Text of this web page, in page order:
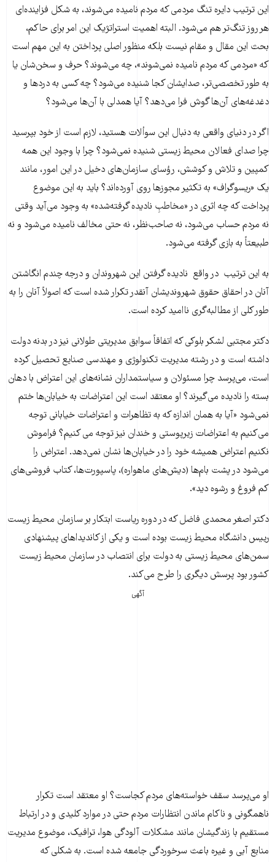
این ترتیب دایره تنگ مردمی که مردم نامیده می‌شوند، به شکل فزاینده‌ای
هر روز تنگ‌تر هم می‌شود. البته اهمیت استراتژیک این امر برای حاکم،
بحث این مقال و مقام نیست بلکه منظور اصلی پرداختن به این مهم است
که «مردمی که مردم نامیده نمی‌شوند»، چه می‌شوند؟ حرف و سخن‌شان یا
به طور تخصصی‌تر، صدایشان کجا شنیده می‌شود؟ چه کسی به دردها و
دغدغه‌های آن‌ها گوش فرا می‌دهد؟ آیا همدلی با آن‌ها می‌شود؟
اگر در دنیای واقعی به دنبال این سوألات هستید، لازم است از خود بپرسید
چرا صدای فعالان محیط زیستی شنیده نمی‌شود؟ چرا با وجود این همه
کمپین و تلاش و کوشش، رؤسای سازمان‌های دخیل در این امور، مانند
یک «ریسوگراف» به تکثیر مجوزها روی آورده‌اند؟ بايد به اين موضوع
پرداخت که چه اثری در «مخاطبِ نادیده گرفته‌شده» به وجود می‌آید وقتی
نه مردم حساب می‌شود، نه صاحب‌نظر، نه حتی مخالف نامیده می‌شود و نه
طبیعتاً به بازی گرفته می‌شود.
به این ترتیب در واقع نادیده گرفتن این شهروندان و درجه چندم انگاشتن
آنان در احقاق حقوق شهروندیشان آنقدر تکرار شده است که اصولاً آنان را به
طور کلی از مطالبه‌گری ناامید کرده است.
دکتر مجتبی لشکر بلوکی که اتفاقاً سوابق مدیریتی طولانی نیز در بدنه دولت
داشته است و در رشته مدیریت تکنولوژی و مهندسی صنایع تحصیل کرده
است، می‌پرسد چرا مسئولان و سیاستمداران نشانه‌های این اعتراض با دهان
بسته را نادیده می‌گیرند؟ او معتقد است این اعتراضات به خیابان‌ها ختم
نمی‌شود «آیا به همان اندازه که به تظاهرات و اعتراضات خیابانی توجه
می‌کنیم به اعتراضات زیرپوستی و خندان نیز توجه می کنیم؟ فراموش
نکنیم اعتراض همیشه خود را در خیابان‌ها نشان نمی‌دهد. اعتراض را
می‌شود در پشت بام‌ها (دیش‌های ماهواره)، پاسپورت‌ها، کتاب فروشی‌های
کم فروغ و رشوه دید».
دکتر اصغر محمدی فاضل که در دوره ریاست ابتکار بر سازمان محیط زیست
رییس دانشگاه محیط زیست بوده است و یکی از کاندیداهای پیشنهادی
سمن‌های محیط زیستی به دولت برای انتصاب در سازمان محیط زیست
کشور بود پرسش دیگری را طرح می‌کند.
آگهی
او می‌پرسد سقف خواسته‌های مردم کجاست؟ او معتقد است تکرار
ناهمگونی و ناکام ماندن انتظارات مردم حتی در موارد کلیدی و در ارتباط
مستقیم با زندگیشان مانند مشکلات آلودگی هوا، ترافیک، موضوع مدیریت
منابع آبی و غیره باعث سرخوردگی جامعه شده است. به شکلی که